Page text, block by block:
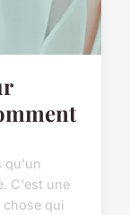
qu'un
C'est une
chose qui